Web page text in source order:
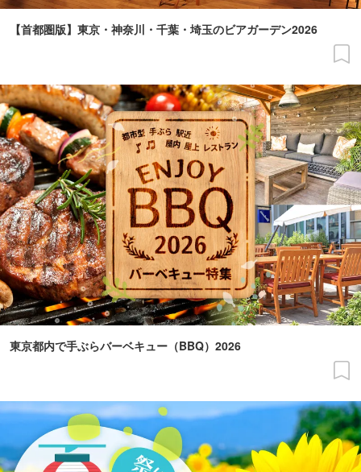
【首都圏版】東京・神奈川・千葉・埼玉のビアガーデン2026
東京都内で手ぶらバーベキュー（BBQ）2026